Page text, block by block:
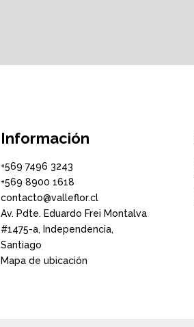
Información
+569 7496 3243
+569 8900 1618
contacto@valleflor.cl
Av. Pdte. Eduardo Frei Montalva
#1475-a, Independencia,
Santiago
Mapa de ubicación